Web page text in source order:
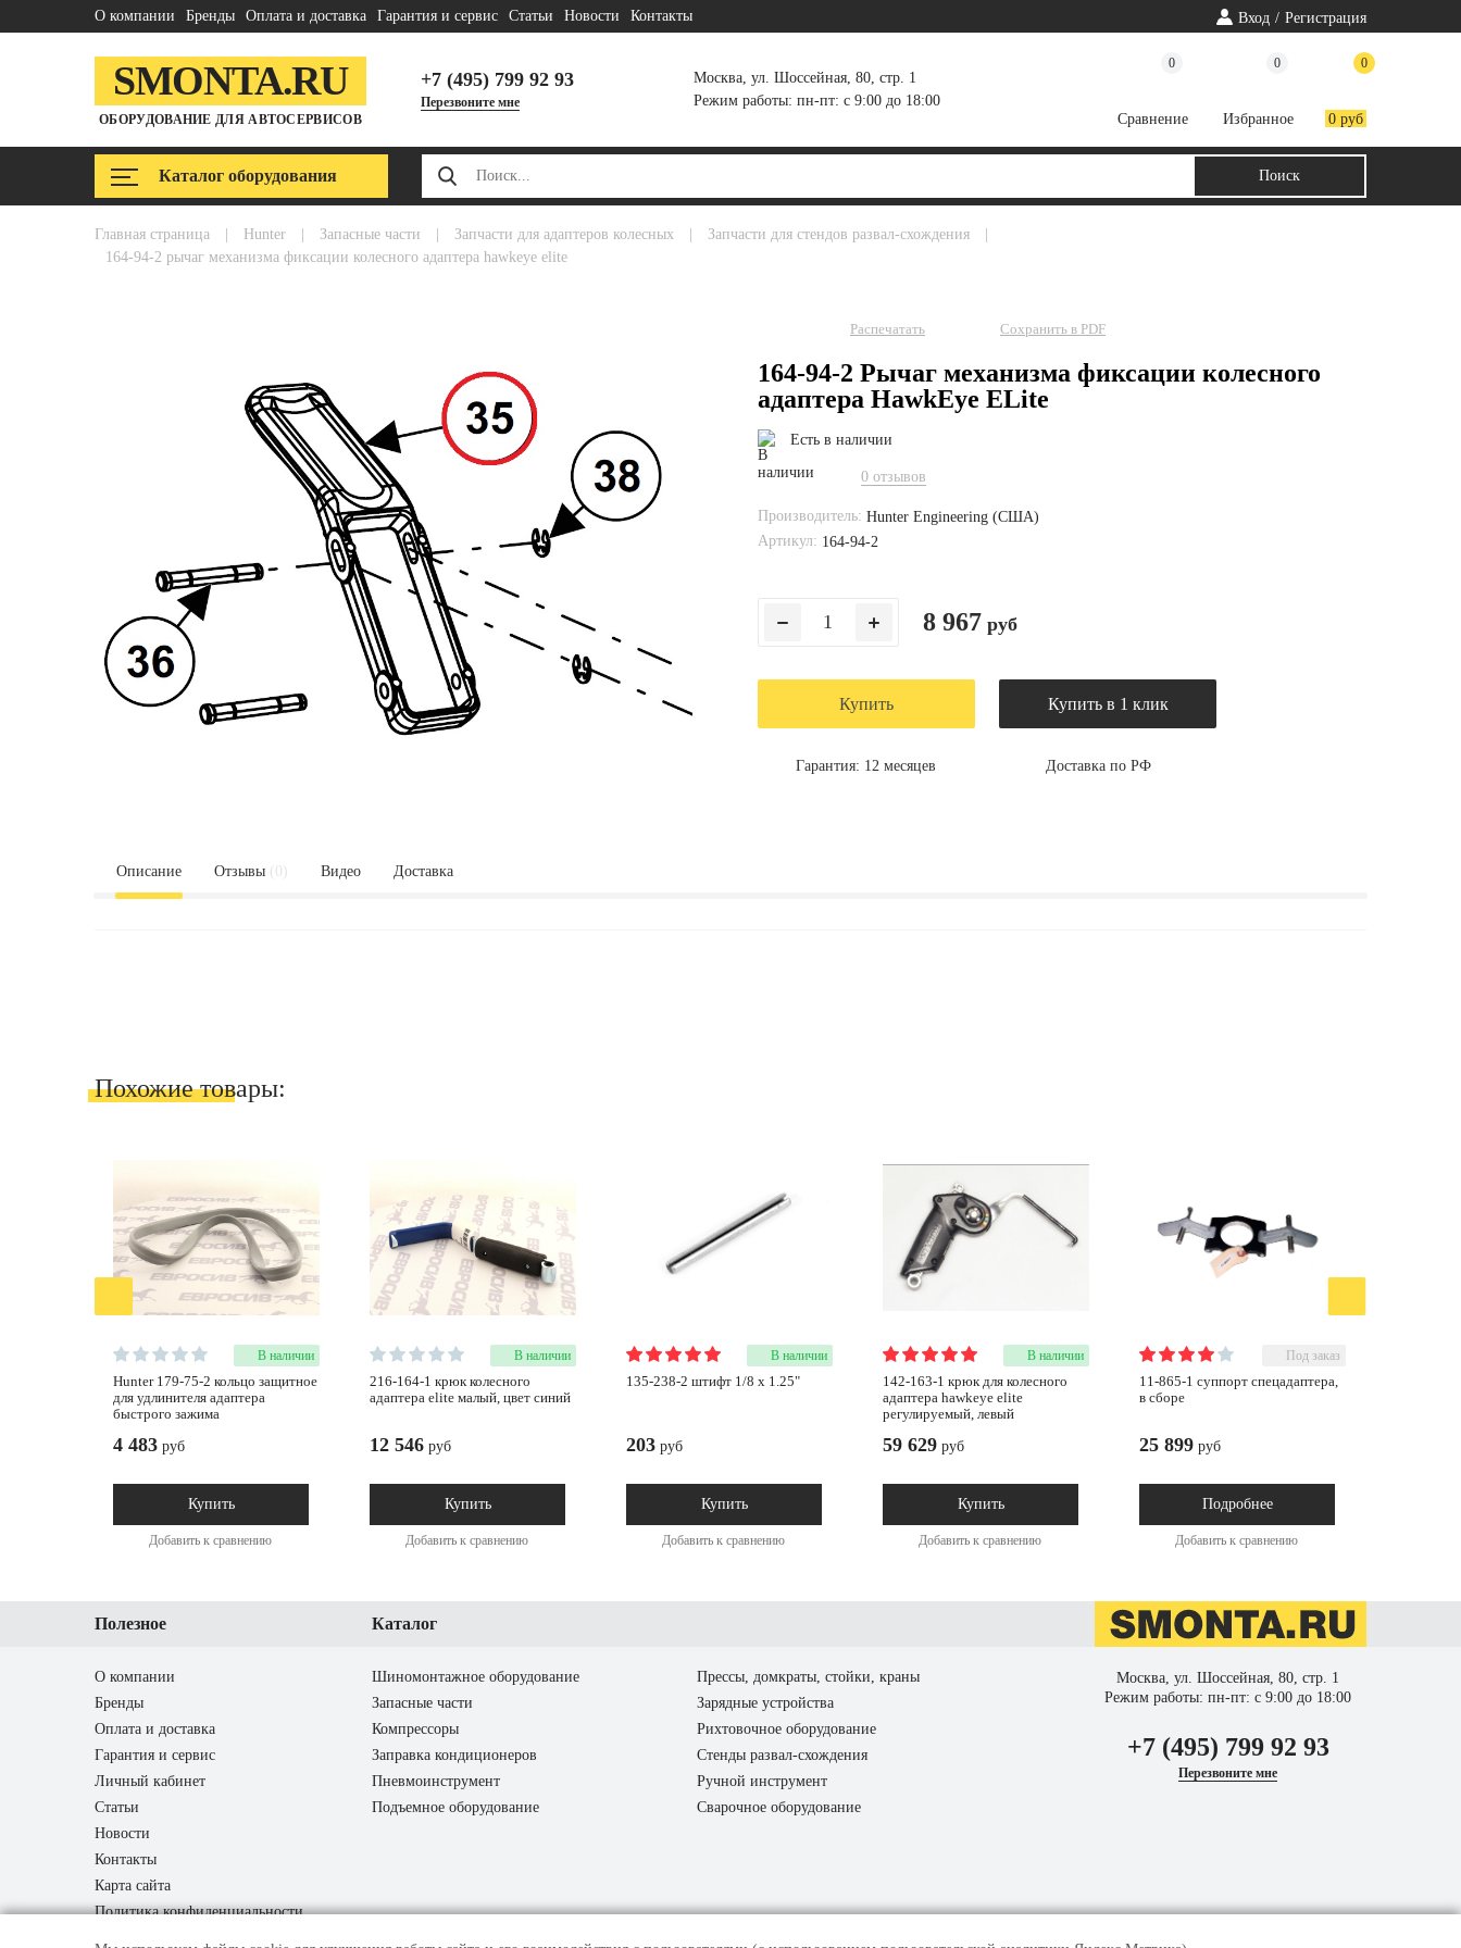
О компании Бренды Оплата и доставка Гарантия и сервис Статьи Новости Контакты Вход / Регистрация
SMONTA.RU
ОБОРУДОВАНИЕ ДЛЯ АВТОСЕРВИСОВ
+7 (495) 799 92 93
Перезвоните мне
Москва, ул. Шоссейная, 80, стр. 1
Режим работы: пн-пт: с 9:00 до 18:00
0
Cравнение
0
Избранное
0
0 руб
Каталог оборудования
главная страница hunter запасные части запчасти для адаптеров колесных запчасти для стендов развал-схождения
164-94-2 рычаг механизма фиксации колесного адаптера hawkeye elite
Распечатать Сохранить в PDF
164-94-2 Рычаг механизма фиксации колесного
адаптера HawkEye ELite
Есть в наличии
0 отзывов
Производитель: Hunter Engineering (США)
Артикул: 164-94-2
8 967 руб
Купить Купить в 1 клик
Гарантия: 12 месяцев Доставка по РФ
Описание Отзывы (0) Видео Доставка
Похожие товары:
В наличии
hunter 179-75-2 кольцо защитное
для удлинителя адаптера
быстрого зажима
4 483 руб
Купить
Добавить к сравнению
В наличии
216-164-1 крюк колесного
адаптера elite малый, цвет синий
12 546 руб
Купить
Добавить к сравнению
В наличии
135-238-2 штифт 1/8 х 1.25"
203 руб
Купить
Добавить к сравнению
В наличии
142-163-1 крюк для колесного
адаптера hawkeye elite
регулируемый, левый
59 629 руб
Купить
Добавить к сравнению
Под заказ
11-865-1 суппорт спецадаптера,
в сборе
25 899 руб
Подробнее
Добавить к сравнению
Полезное Каталог
О компании
Бренды
Оплата и доставка
Гарантия и сервис
Личный кабинет
Статьи
Новости
Контакты
Карта сайта
Политика конфиденциальности
Шиномонтажное оборудование
Запасные части
Компрессоры
Заправка кондиционеров
Пневмоинструмент
Подъемное оборудование
Прессы, домкраты, стойки, краны
Зарядные устройства
Рихтовочное оборудование
Стенды развал-схождения
Ручной инструмент
Сварочное оборудование
Москва, ул. Шоссейная, 80, стр. 1
Режим работы: пн-пт: с 9:00 до 18:00
+7 (495) 799 92 93
Перезвоните мне